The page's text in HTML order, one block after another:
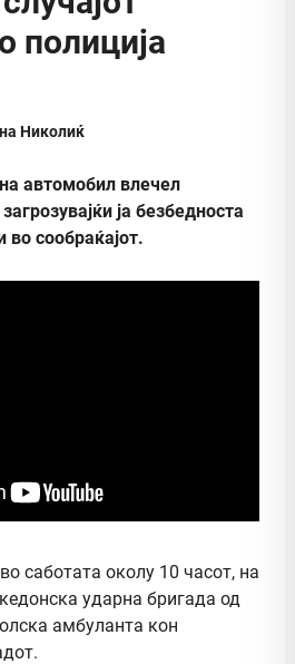
полиција
Николиќ
автомобил влечел
ја безбедноста
во сообраќајот.
саботата околу 10 часот, на
ударна бригада од
амбуланта кон